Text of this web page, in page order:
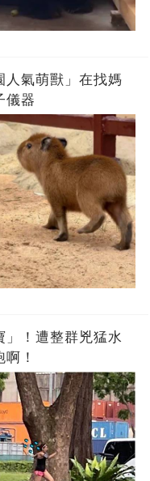
人氣萌獸」在找媽
儀器
」！遭整群兇猛水
！